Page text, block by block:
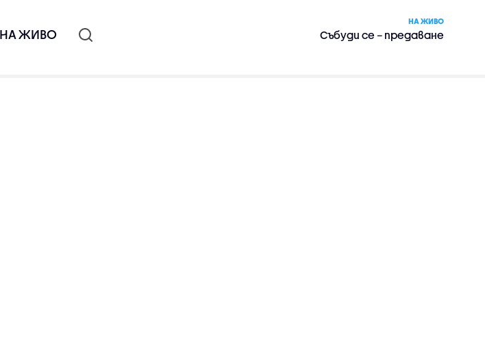
НА ЖИВО
НА ЖИВО
Събуди се – предаване